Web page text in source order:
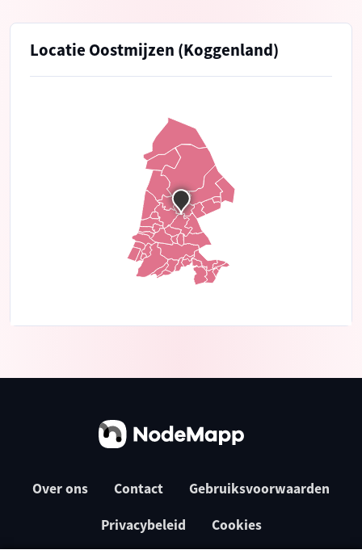
Locatie Oostmijzen (Koggenland)
Over ons Contact Gebruiksvoorwaarden
Privacybeleid Cookies